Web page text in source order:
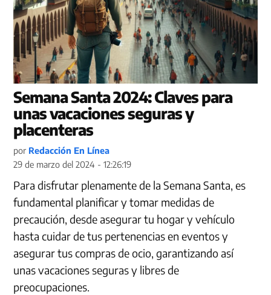
Semana Santa 2024: Claves para
unas vacaciones seguras y
placenteras
por Redacción En Línea
29 de marzo del 2024 - 12:26:19
Para disfrutar plenamente de la Semana Santa, es
fundamental planificar y tomar medidas de
precaución, desde asegurar tu hogar y vehículo
hasta cuidar de tus pertenencias en eventos y
asegurar tus compras de ocio, garantizando así
unas vacaciones seguras y libres de
preocupaciones.